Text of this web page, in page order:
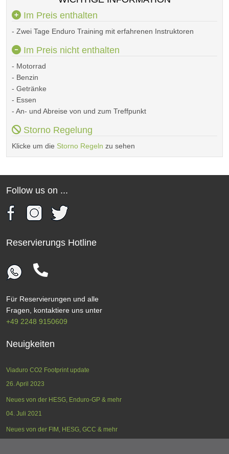
Im Preis enthalten
- Zwei Tage Enduro Training mit erfahrenen Instruktoren
Im Preis nicht enthalten
- Motorrad
- Benzin
- Getränke
- Essen
- An- und Abreise von und zum Treffpunkt
Storno Regelung
Klicke um die Storno Regeln zu sehen
Follow us on ...
Reservierungs Hotline
Für Reservierungen und alle
Fragen, kontaktiere uns unter
+49 2248 9150609
Neuigkeiten
Viaduro CO2 Footprint update
26. April 2023
Neues von der HESG, Enduro-GP & mehr
04. Juli 2021
Neues von der FIM, HESG, GCC & mehr